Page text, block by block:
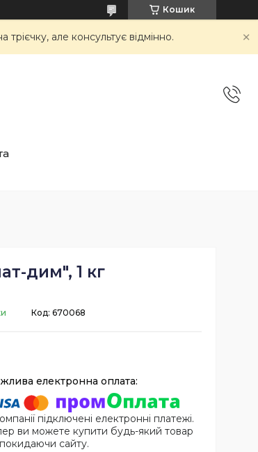
Кошик
але консультує відмінно.
дим", 1 кг
Код: 670068
підключені електронні платежі.
ви можете купити будь-який товар
сайту.